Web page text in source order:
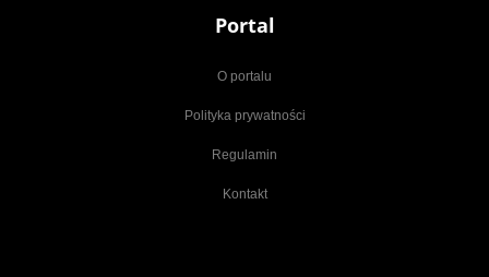
Portal
O portalu
Polityka prywatności
Regulamin
Kontakt